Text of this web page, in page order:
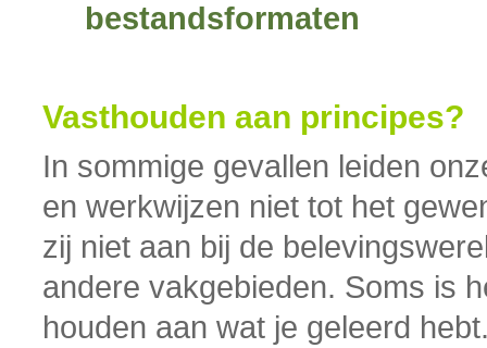
bestandsformaten
Vasthouden aan principes?
In sommige gevallen leiden
en werkwijzen niet tot het
zij niet aan bij de
andere vakgebieden. Soms is
houden aan wat je geleerd